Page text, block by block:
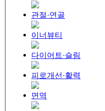
관절·연골
이너뷰티
다이어트·슬림
피로개선·활력
면역